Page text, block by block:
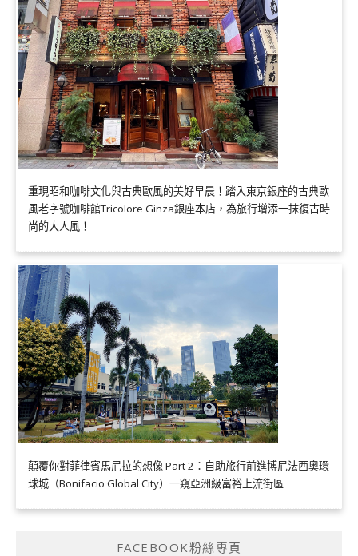
重現昭和咖啡文化與古典歐風的美好早晨！踏入東京銀座的古典歐
風老字號咖啡館Tricolore Ginza銀座本店，為旅行增添一抹復古時
尚的大人風！
顛覆你對菲律賓馬尼拉的想像 Part 2：自助旅行前進博尼法西奧環
球城（Bonifacio Global City）一窺亞洲級富裕上流街區
FACEBOOK粉絲專頁